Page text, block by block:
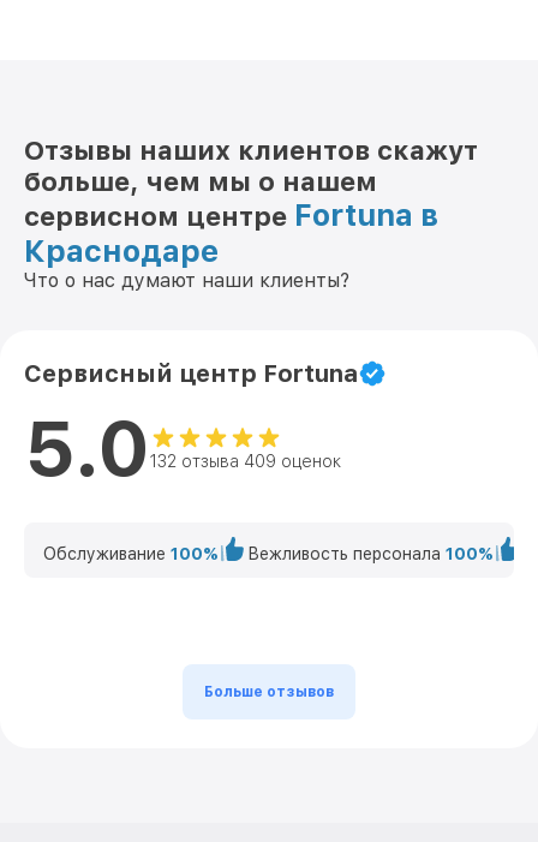
Отзывы наших клиентов скажут
больше, чем мы о нашем
сервисном центре Fortuna в
Краснодаре
Что о нас думают наши клиенты?
Сервисный центр Fortuna
5.0 132 отзыва 409 оценок
Обслуживание 100% Вежливость персонала 100%
Больше отзывов